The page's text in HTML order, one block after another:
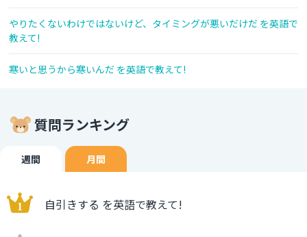
やりたくないわけではないけど、タイミングが悪いだけだ を英語で
教えて!
寒いと思うから寒いんだ を英語で教えて!
質問ランキング
週間 月間
自引きする を英語で教えて!